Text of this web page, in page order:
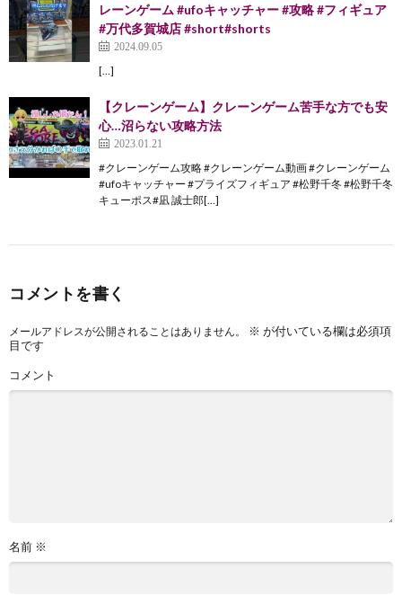
レーンゲーム #ufoキャッチャー #攻略 #フィギュア
#万代多賀城店 #short#shorts
2024.09.05
[…]
【クレーンゲーム】クレーンゲーム苦手な方でも安
心…沼らない攻略方法
2023.01.21
#クレーンゲーム攻略 #クレーンゲーム動画 #クレーンゲーム
#ufoキャッチャー #プライズフィギュア #松野千冬 #松野千冬
キューポス#凪 誠士郎[…]
コメントを書く
メールアドレスが公開されることはありません。 ※ が付いている欄は必須項
目です
コメント
名前 ※